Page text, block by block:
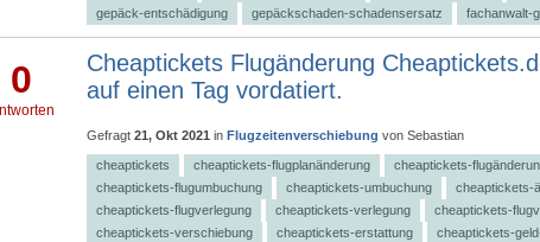
gepäck-entschädigung
gepäckschaden-schadensersatz fachanwalt-
0
Cheaptickets Flugänderung
auf einen Tag vordatiert.
Gefragt 21, Okt 2021 in Flugzeitenverschiebung von Sebastian
cheaptickets cheaptickets-flugplanänderung
cheaptickets-
cheaptickets-flugumbuchung
cheaptickets-umbuchung
cheaptickets-
cheaptickets-flugverlegung
cheaptickets-verlegung
cheaptickets-
cheaptickets-verschiebung
cheaptickets-erstattung
cheaptickets-